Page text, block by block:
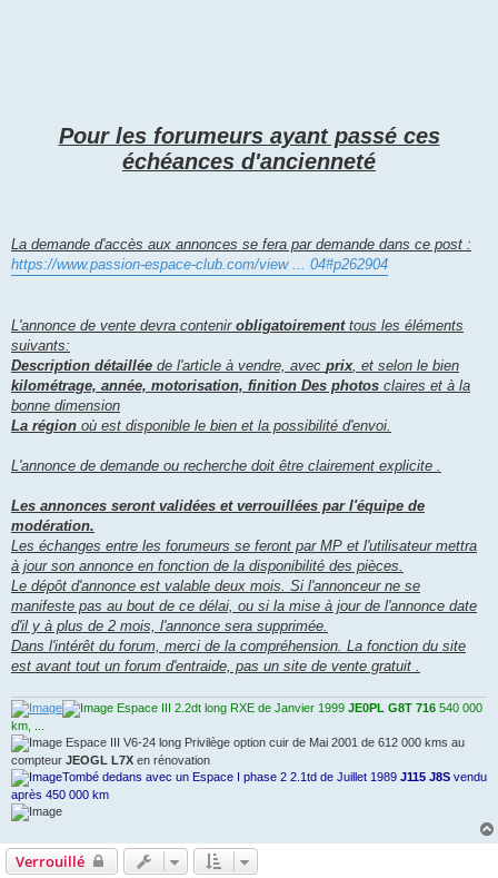
Pour les forumeurs ayant passé ces
échéances d'ancienneté
La demande d'accès aux annonces se fera par demande dans ce post :
https://www.passion-espace-club.com/view ... 04#p262904
L'annonce de vente devra contenir obligatoirementtous les éléments
suivants:
Description détaillée de l'article à vendre, avec prix, et selon le bien
kilométrage, année, motorisation, finition Des photos claires et à la
bonne dimension
La région où est disponible le bien et la possibilité d'envoi.
L'annonce de demande ou recherche doit être clairement explicite .
Les annonces seront validées et verrouillées par l'équipe de
modération.
Les échanges entre les forumeurs se feront par MP et l'utilisateur mettra
à jour son annonce en fonction de la disponibilité des pièces.
Le dépôt d'annonce est valable deux mois. Si l'annonceur ne se
manifeste pas au bout de ce délai, ou si la mise à jour de l'annonce date
d'il y à plus de 2 mois, l'annonce sera supprimée.
Dans l'intérêt du forum, merci de la compréhension. La fonction du site
est avant tout un forum d'entraide, pas un site de vente gratuit .
Espace III 2.2dt long RXE de Janvier 1999 JE0PL G8T 716 540 000
km, ...
Espace III V6-24 long Privilège option cuir de Mai 2001 de 612 000 kms au
compteur JEOGL L7X en rénovation
Tombé dedans avec un Espace I phase 2 2.1td de Juillet 1989 J115 J8S vendu
après 450 000 km
Verrouillé